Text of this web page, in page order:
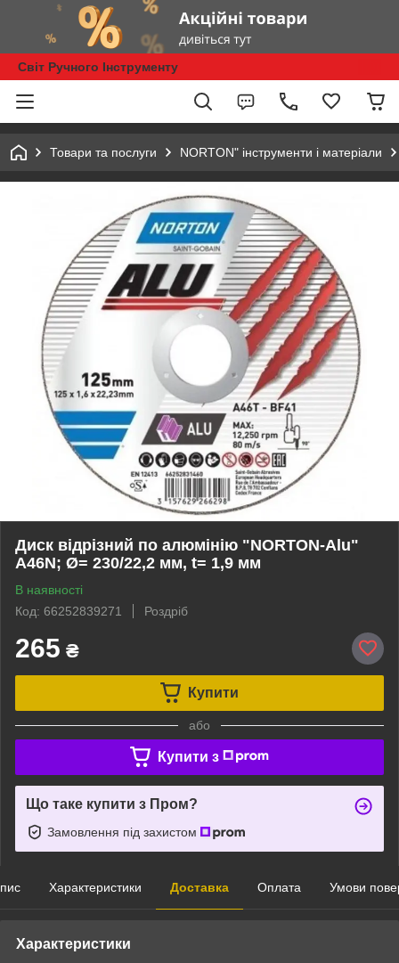
Світ Ручного Інструменту
Товари та послуги NORTON" інструменти і матеріали
Диск відрізний по алюмінію "NORTON-Alu"
A46N; Ø= 230/22,2 мм, t= 1,9 мм
В наявності
Код: 66252839271
Роздріб
265 ₴
Купити
або
Купити з
Що таке купити з Пром?
Замовлення під захистом
Характеристики Доставка Оплата Умови
Характеристики